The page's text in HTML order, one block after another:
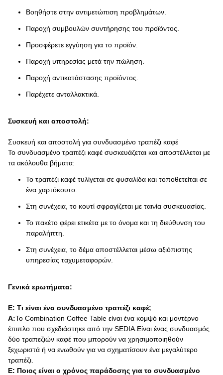
Βοηθήστε στην αντιμετώπιση προβλημάτων.
Παροχή συμβουλών συντήρησης του προϊόντος.
Προσφέρετε εγγύηση για το προϊόν.
Παροχή υπηρεσίας μετά την πώληση.
Παροχή αντικατάστασης προϊόντος.
Παρέχετε ανταλλακτικά.
Συσκευή και αποστολή:
Συσκευή και αποστολή για συνδυασμένο τραπέζι καφέ
Το συνδυασμένο τραπέζι καφέ συσκευάζεται και αποστέλλεται με
τα ακόλουθα βήματα:
Το τραπέζι καφέ τυλίγεται σε φυσαλίδα και τοποθετείται σε
ένα χαρτόκουτο.
Στη συνέχεια, το κουτί σφραγίζεται με ταινία συσκευασίας.
Το πακέτο φέρει ετικέτα με το όνομα και τη διεύθυνση του
παραλήπτη.
Στη συνέχεια, το δέμα αποστέλλεται μέσω αξιόπιστης
υπηρεσίας ταχυμεταφορών.
Γενικά ερωτήματα:
Ε: Τι είναι ένα συνδυασμένο τραπέζι καφέ;
Α:Το Combination Coffee Table είναι ένα κομψό και μοντέρνο
έπιπλο που σχεδιάστηκε από την SEDIA.Είναι ένας συνδυασμός
δύο τραπεζιών καφέ που μπορούν να χρησιμοποιηθούν
ξεχωριστά ή να ενωθούν για να σχηματίσουν ένα μεγαλύτερο
τραπέζι.
Ε: Ποιος είναι ο χρόνος παράδοσης για το συνδυασμένο